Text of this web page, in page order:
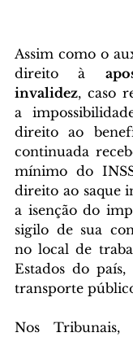
Assim como o
direito à
invalidez, caso
a
direito ao
continuada
mínimo do
direito ao saque
a isenção do
sigilo de sua
no local de
Estados do
transporte
Nos Tribunais,